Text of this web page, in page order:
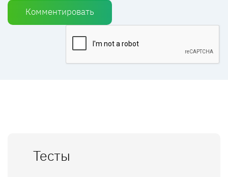
Комментировать
Тесты